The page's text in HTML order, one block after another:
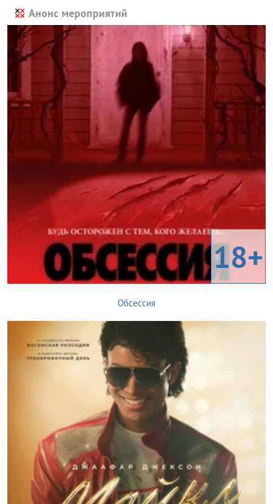
Анонс мероприятий
18+
Обсессия